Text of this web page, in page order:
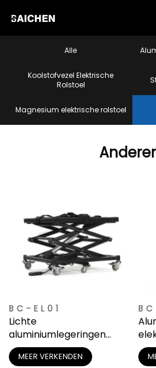
Alle
Koolstofvezel Elektrische
Rolstoel
Magnesium elektrische rolstoel
BC-EL01
Lichte
aluminiumlegeringen
rolstoellift met hoge
draagkracht
MEER VERKENDEN